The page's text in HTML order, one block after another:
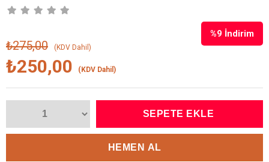
%9 İndirim
₺275,00 (KDV Dahil)
₺250,00 (KDV Dahil)